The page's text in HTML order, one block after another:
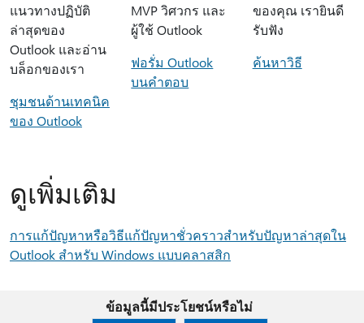
แนวทางปฏิบัติ
ล่าสุดของ
Outlook และอ่าน
บล็อกของเรา
ชุมชนด้านเทคนิค
ของ Outlook
MVP วิศวกร และ
ผู้ใช้ Outlook
ฟอรั่ม Outlook
บนคําตอบ
ของคุณ เรายินดี
รับฟัง
ค้นหาวิธี
ดูเพิ่มเติม
การแก้ปัญหาหรือวิธีแก้ปัญหาชั่วคราวสําหรับปัญหาล่าสุดใน
Outlook สําหรับ Windows แบบคลาสสิก
ข้อมูลนี้มีประโยชน์หรือไม่